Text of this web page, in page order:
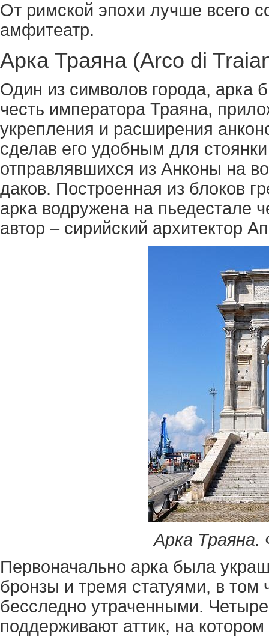
От римской эпохи лучше всего
амфитеатр.
Арка Траяна (Arco di
Один из символов города, арка
честь императора Траяна,
укрепления и расширения
сделав его удобным для
отправлявшихся из Анконы на
даков. Построенная из блоков
арка водружена на пьедестале
автор – сирийский архитектор
Арка
Первоначально арка была
бронзы и тремя статуями, в том
бесследно утраченными.
поддерживают аттик, на